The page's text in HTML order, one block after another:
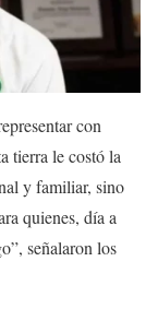
con
tierra le costó la
y familiar, sino
quienes, día a
señalaron los